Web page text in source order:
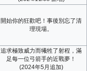
開始你的狂歡吧！事後別忘了清
理現場。
追求極致威力而犧牲了射程，滿
足每一位弓箭手的近戰夢！
(2024年5月追加)